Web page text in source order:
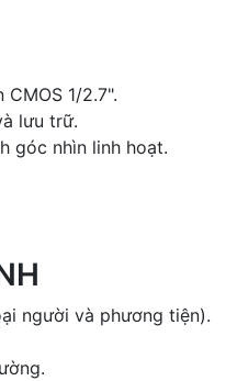
1/2.7".
lưu trữ.
góc nhìn linh hoạt.
người và phương tiện).